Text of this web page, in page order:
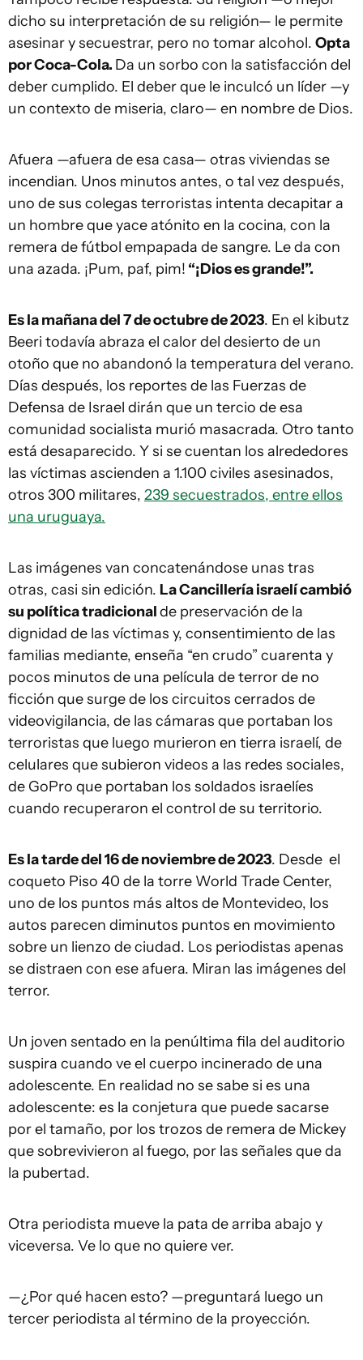
dicho su interpretación de su religión— le permite
asesinar y secuestrar, pero no tomar alcohol. Opta
por Coca-Cola. Da un sorbo con la satisfacción del
deber cumplido. El deber que le inculcó un líder —y
un contexto de miseria, claro— en nombre de Dios.
Afuera —afuera de esa casa— otras viviendas se
incendian. Unos minutos antes, o tal vez después,
uno de sus colegas terroristas intenta decapitar a
un hombre que yace atónito en la cocina, con la
remera de fútbol empapada de sangre. Le da con
una azada. ¡Pum, paf, pim! “¡Dios es grande!”.
Es la mañana del 7 de octubre de 2023. En el kibutz
Beeri todavía abraza el calor del desierto de un
otoño que no abandonó la temperatura del verano.
Días después, los reportes de las Fuerzas de
Defensa de Israel dirán que un tercio de esa
comunidad socialista murió masacrada. Otro tanto
está desaparecido. Y si se cuentan los alrededores
las víctimas ascienden a 1.100 civiles asesinados,
otros 300 militares, 239 secuestrados, entre ellos
una uruguaya.
Las imágenes van concatenándose unas tras
otras, casi sin edición. La Cancillería israelí cambió
su política tradicionalde preservación de la
dignidad de las víctimas y, consentimiento de las
familias mediante, enseña “en crudo” cuarenta y
pocos minutos de una película de terror de no
ficción que surge de los circuitos cerrados de
videovigilancia, de las cámaras que portaban los
terroristas que luego murieron en tierra israelí, de
celulares que subieron videos a las redes sociales,
de GoPro que portaban los soldados israelíes
cuando recuperaron el control de su territorio.
Es la tarde del 16 de noviembre de 2023. Desde el
coqueto Piso 40 de la torre World Trade Center,
uno de los puntos más altos de Montevideo, los
autos parecen diminutos puntos en movimiento
sobre un lienzo de ciudad. Los periodistas apenas
se distraen con ese afuera. Miran las imágenes del
terror.
Un joven sentado en la penúltima fila del auditorio
suspira cuando ve el cuerpo incinerado de una
adolescente. En realidad no se sabe si es una
adolescente: es la conjetura que puede sacarse
por el tamaño, por los trozos de remera de Mickey
que sobrevivieron al fuego, por las señales que da
la pubertad.
Otra periodista mueve la pata de arriba abajo y
viceversa. Ve lo que no quiere ver.
—¿Por qué hacen esto? —preguntará luego un
tercer periodista al término de la proyección.